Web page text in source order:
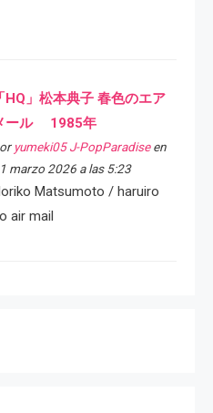
「HQ」松本典子 春色のエア
ール 1985年
yumeki05 J-PopParadiseen
marzo 2026 a las 5:23
Matsumoto / haruiro
air mail